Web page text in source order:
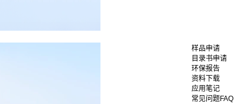
样品申请
目录书申请
环保报告
资料下载
应用笔记
常见问题FAQ